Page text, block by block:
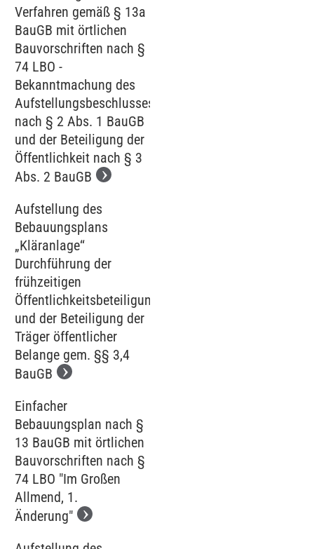
Verfahren gemäß § 13a
BauGB mit örtlichen
Bauvorschriften nach §
74 LBO -
Bekanntmachung des
Aufstellungsbeschlusses
nach § 2 Abs. 1 BauGB
und der Beteiligung der
Öffentlichkeit nach § 3
Abs. 2 BauGB
Aufstellung des
Bebauungsplans
„Kläranlage‘‘
Durchführung der
frühzeitigen
Öffentlichkeitsbeteiligung
und der Beteiligung der
Träger öffentlicher
Belange gem. §§ 3,4
BauGB
Einfacher
Bebauungsplan nach §
13 BauGB mit örtlichen
Bauvorschriften nach §
74 LBO "Im Großen
Allmend, 1.
Änderung"